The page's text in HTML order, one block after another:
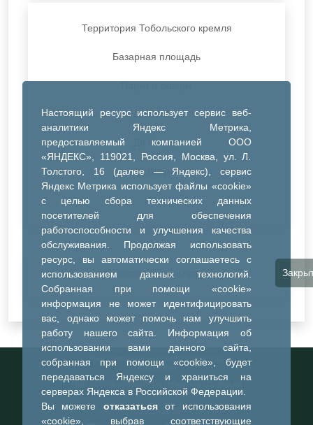
Настоящий ресурс использует сервис веб-
аналитики Яндекс Метрика,
предоставляемый компанией ООО
«ЯНДЕКС», 119021, Россия, Москва, ул. Л.
Толстого, 16 (далее — Яндекс), сервис
Яндекс Метрика использует файлы «cookie»
с целью сбора технических данных
посетителей для обеспечения
работоспособности и улучшения качества
обслуживания. Продолжая использовать
ресурс, вы автоматически соглашаетесь с
использованием данных технологий.
Собранная при помощи «cookie»
информация не может идентифицировать
вас, однако может помочь нам улучшить
работу нашего сайта. Информация об
использовании вами данного сайта,
собранная при помощи «cookie», будет
передаваться Яндексу и храниться на
серверах Яндекса в Российской Федерации.
Вы можете отказатьсяот использования
«cookie», выбрав соответствующие
Территория Тобольского кремля
Базарная площадь
ДК Синтез
ДК Речник
ДК Водник
Иное
Очистить все фильтры
Информационный портал города
Тобольска
При использовании материалов ссылка на
портал обязательна
©2023-2026